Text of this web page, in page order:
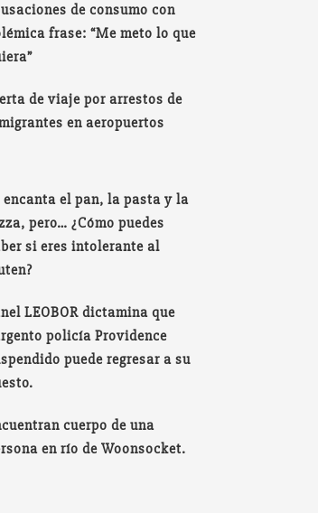
de consumo con
frase: “Me meto lo que
de viaje por arrestos de
en aeropuertos
encanta el pan, la pasta y la
pero… ¿Cómo puedes
si eres intolerante al
LEOBOR dictamina que
policía Providence
puede regresar a su
cuerpo de una
en río de Woonsocket.